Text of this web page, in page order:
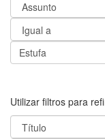
Utilizar filtros para